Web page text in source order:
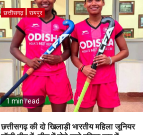
छत्तीसगढ़ रायपुर
1 min read
छत्तीसगढ़ की दो खिलाड़ी भारतीय महिला जूनियर